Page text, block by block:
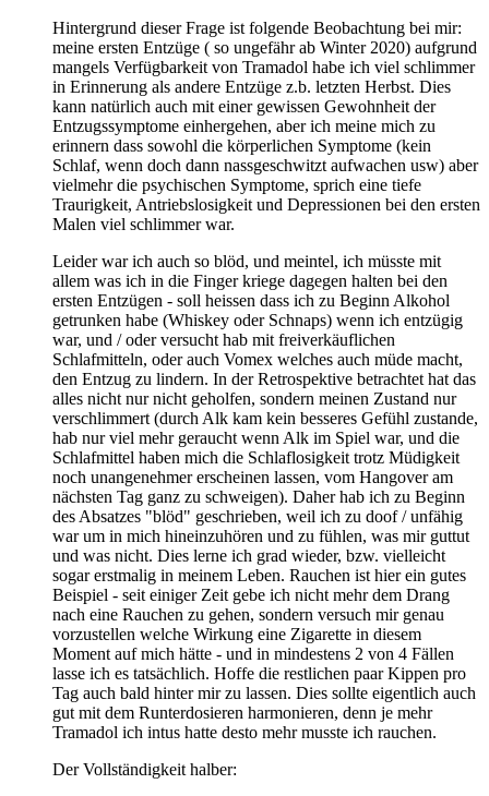
Hintergrund dieser Frage ist folgende Beobachtung bei mir:
meine ersten Entzüge ( so ungefähr ab Winter 2020) aufgrund
mangels Verfügbarkeit von Tramadol habe ich viel schlimmer
in Erinnerung als andere Entzüge z.b. letzten Herbst. Dies
kann natürlich auch mit einer gewissen Gewohnheit der
Entzugssymptome einhergehen, aber ich meine mich zu
erinnern dass sowohl die körperlichen Symptome (kein
Schlaf, wenn doch dann nassgeschwitzt aufwachen usw) aber
vielmehr die psychischen Symptome, sprich eine tiefe
Traurigkeit, Antriebslosigkeit und Depressionen bei den ersten
Malen viel schlimmer war.
Leider war ich auch so blöd, und meintel, ich müsste mit
allem was ich in die Finger kriege dagegen halten bei den
ersten Entzügen - soll heissen dass ich zu Beginn Alkohol
getrunken habe (Whiskey oder Schnaps) wenn ich entzügig
war, und / oder versucht hab mit freiverkäuflichen
Schlafmitteln, oder auch Vomex welches auch müde macht,
den Entzug zu lindern. In der Retrospektive betrachtet hat das
alles nicht nur nicht geholfen, sondern meinen Zustand nur
verschlimmert (durch Alk kam kein besseres Gefühl zustande,
hab nur viel mehr geraucht wenn Alk im Spiel war, und die
Schlafmittel haben mich die Schlaflosigkeit trotz Müdigkeit
noch unangenehmer erscheinen lassen, vom Hangover am
nächsten Tag ganz zu schweigen). Daher hab ich zu Beginn
des Absatzes "blöd" geschrieben, weil ich zu doof / unfähig
war um in mich hineinzuhören und zu fühlen, was mir guttut
und was nicht. Dies lerne ich grad wieder, bzw. vielleicht
sogar erstmalig in meinem Leben. Rauchen ist hier ein gutes
Beispiel - seit einiger Zeit gebe ich nicht mehr dem Drang
nach eine Rauchen zu gehen, sondern versuch mir genau
vorzustellen welche Wirkung eine Zigarette in diesem
Moment auf mich hätte - und in mindestens 2 von 4 Fällen
lasse ich es tatsächlich. Hoffe die restlichen paar Kippen pro
Tag auch bald hinter mir zu lassen. Dies sollte eigentlich auch
gut mit dem Runterdosieren harmonieren, denn je mehr
Tramadol ich intus hatte desto mehr musste ich rauchen.
Der Vollständigkeit halber: